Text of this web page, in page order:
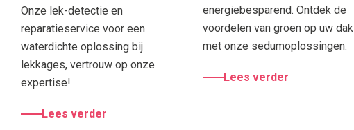
Onze lek-detectie en
reparatieservice voor een
waterdichte oplossing bij
lekkages, vertrouw op onze
expertise!
Lees verder
energiebesparend. Ontdek de
voordelen van groen op uw dak
met onze sedumoplossingen.
Lees verder